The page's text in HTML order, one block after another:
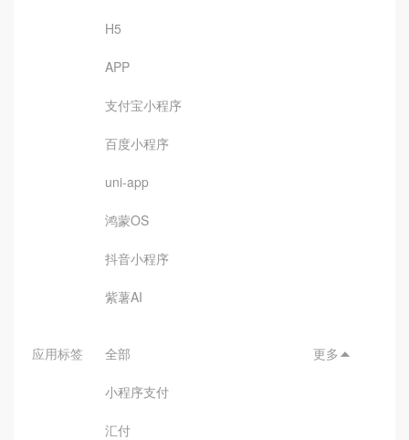
H5
APP
支付宝小程序
百度小程序
uni-app
鸿蒙OS
抖音小程序
紫薯AI
应用标签 全部
小程序支付
汇付
更多 